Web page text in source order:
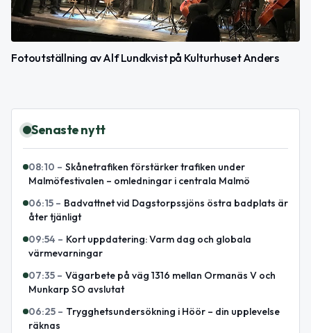
Fotoutställning av Alf Lundkvist på Kulturhuset Anders
Senaste nytt
08:10 – Skånetrafiken förstärker trafiken under
Malmöfestivalen – omledningar i centrala Malmö
06:15 – Badvattnet vid Dagstorpssjöns östra badplats är
åter tjänligt
09:54 – Kort uppdatering: Varm dag och globala
värmevarningar
07:35 – Vägarbete på väg 1316 mellan Ormanäs V och
Munkarp SO avslutat
06:25 – Trygghetsundersökning i Höör – din upplevelse
räknas